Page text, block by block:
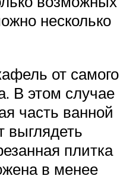
несколько
от самого
В этом случае
часть ванной
выглядеть
плитка
в менее